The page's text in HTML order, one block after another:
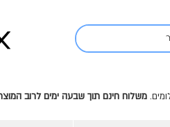
משלוח חינם תוך שבעה ימים לרוב